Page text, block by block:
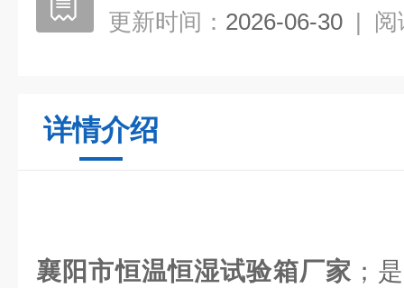
更新时间： 2026-06-30 | 阅
详情介绍
襄阳市恒温恒湿试验箱厂家 ；